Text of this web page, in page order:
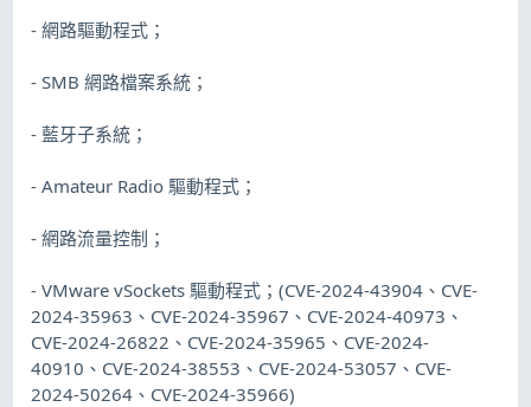
- 網路驅動程式；
- SMB 網路檔案系統；
- 藍牙子系統；
- Amateur Radio 驅動程式；
- 網路流量控制；
- VMware vSockets 驅動程式；(CVE-2024-43904、CVE-
2024-35963、CVE-2024-35967、CVE-2024-40973、
CVE-2024-26822、CVE-2024-35965、CVE-2024-
40910、CVE-2024-38553、CVE-2024-53057、CVE-
2024-50264、CVE-2024-35966)